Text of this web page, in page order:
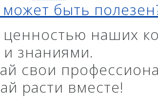
Мониторинг
ГНСС-мониторинг
радары
БПЛА
Аэрофотокамеры
DJI
InnoSpector
быть
наших
и знаниями.
свои
расти вместе!